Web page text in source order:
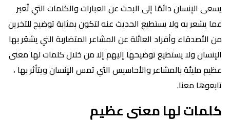
يسعى الإنسان دائمًا إلى البحث عن العبارات والكلمات التي تُعبر
عما يشعر به ولا يستطيع الحديث عنه لتكون بمثابة توضيح للآخرين
من الأصدقاء وأفراد العائلة عن المشاعر المتضاربة التي يشعُر بها
الإنسان ولا يستطيع توضيحها إليهم إلا من خلال كلمات لها معنى
عظيم مليئة بالمشاعر والأحاسيس التي تمس الإنسان ويتأثر بها ،
تابعوها معنا.
كلمات لها معنى عظيم